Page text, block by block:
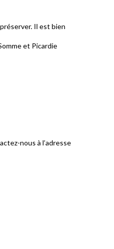
Il est bien
et Picardie
nous à l’adresse